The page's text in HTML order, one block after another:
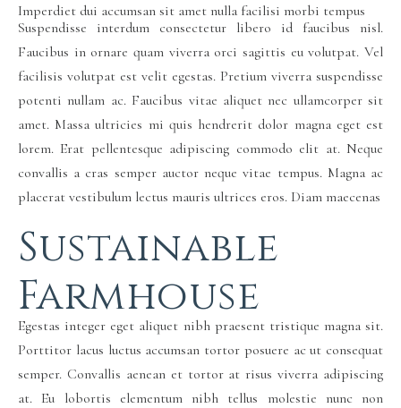
Imperdiet dui accumsan sit amet nulla facilisi morbi tempus
Suspendisse interdum consectetur libero id faucibus nisl.
Faucibus in ornare quam viverra orci sagittis eu volutpat. Vel
facilisis volutpat est velit egestas. Pretium viverra suspendisse
potenti nullam ac. Faucibus vitae aliquet nec ullamcorper sit
amet. Massa ultricies mi quis hendrerit dolor magna eget est
lorem. Erat pellentesque adipiscing commodo elit at. Neque
convallis a cras semper auctor neque vitae tempus. Magna ac
placerat vestibulum lectus mauris ultrices eros. Diam maecenas
Sustainable
Farmhouse
Egestas integer eget aliquet nibh praesent tristique magna sit.
Porttitor lacus luctus accumsan tortor posuere ac ut consequat
semper. Convallis aenean et tortor at risus viverra adipiscing
at. Eu lobortis elementum nibh tellus molestie nunc non